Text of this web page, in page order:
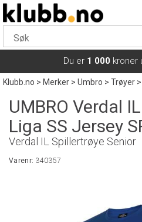
Du er 1 000 kroner
Klubb.no>Merker>Umbro>Trøyer
UMBRO Verdal IL
Liga SS Jersey
Verdal IL Spillertrøye Senior
Varenr: 340357